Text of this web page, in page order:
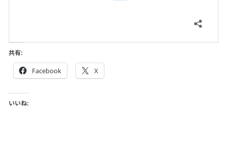
共有:
Facebook X
いいね: